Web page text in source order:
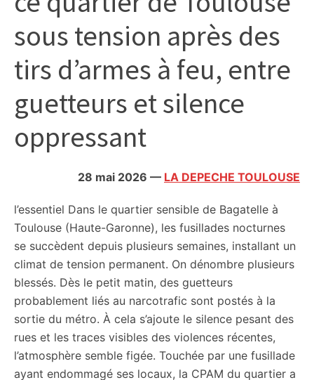
sous tension après des
tirs d’armes à feu, entre
guetteurs et silence
oppressant
28 mai 2026 — LA DEPECHE TOULOUSE
l’essentiel Dans le quartier sensible de Bagatelle à
Toulouse (Haute-Garonne), les fusillades nocturnes
se succèdent depuis plusieurs semaines, installant un
climat de tension permanent. On dénombre plusieurs
blessés. Dès le petit matin, des guetteurs
probablement liés au narcotrafic sont postés à la
sortie du métro. À cela s’ajoute le silence pesant des
rues et les traces visibles des violences récentes,
l’atmosphère semble figée. Touchée par une fusillade
ayant endommagé ses locaux, la CPAM du quartier a